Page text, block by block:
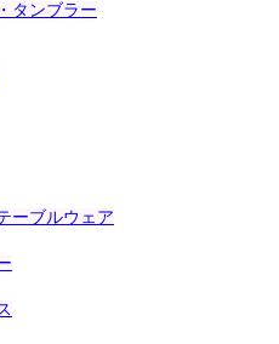
タンブラー
ーブルウェア